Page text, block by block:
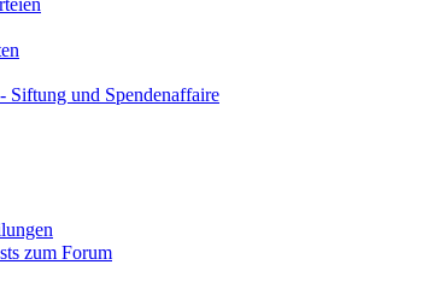
und Spendenaffaire
zum Forum